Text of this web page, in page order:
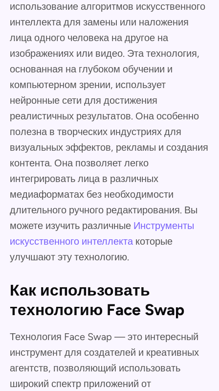
использование алгоритмов искусственного
интеллекта для замены или наложения
лица одного человека на другое на
изображениях или видео. Эта технология,
основанная на глубоком обучении и
компьютерном зрении, использует
нейронные сети для достижения
реалистичных результатов. Она особенно
полезна в творческих индустриях для
визуальных эффектов, рекламы и создания
контента. Она позволяет легко
интегрировать лица в различных
медиаформатах без необходимости
длительного ручного редактирования. Вы
можете изучить различные Инструменты
искусственного интеллекта которые
улучшают эту технологию.
Как использовать
технологию Face Swap
Технология Face Swap — это интересный
инструмент для создателей и креативных
агентств, позволяющий использовать
широкий спектр приложений от